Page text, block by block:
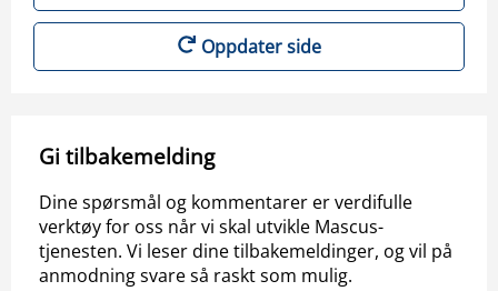
Oppdater side
Gi tilbakemelding
Dine spørsmål og kommentarer er verdifulle
verktøy for oss når vi skal utvikle Mascus-
tjenesten. Vi leser dine tilbakemeldinger, og vil på
anmodning svare så raskt som mulig.